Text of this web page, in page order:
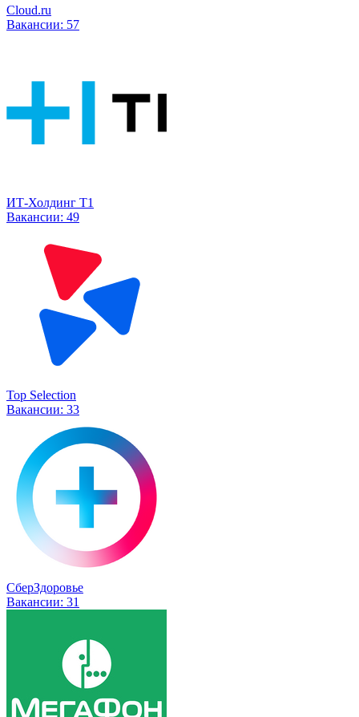
Cloud.ru
Вакансии: 57
ИТ-Холдинг Т1
Вакансии: 49
Top Selection
Вакансии: 33
СберЗдоровье
Вакансии: 31